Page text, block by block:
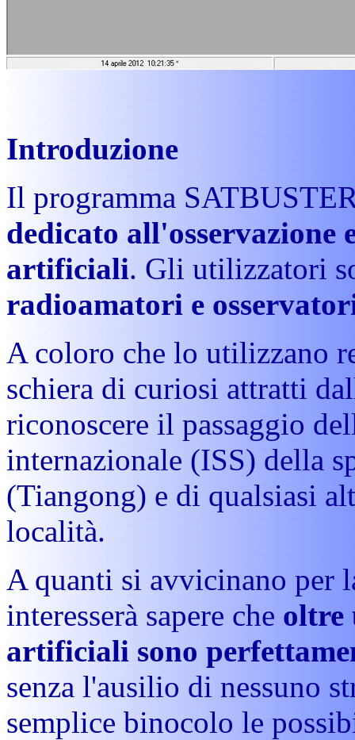
Introduzione
Il programma
dedicato all'osservazione
artificiali. Gli utilizzatori
radioamatori e
A coloro che lo utilizzano
schiera di curiosi attratti
riconoscere il passaggio
internazionale (ISS) della
(Tiangong) e di qualsiasi
località.
A quanti si avvicinano per
interesserà sapere che oltre
artificiali sono
senza l'ausilio di nessuno
semplice binocolo le